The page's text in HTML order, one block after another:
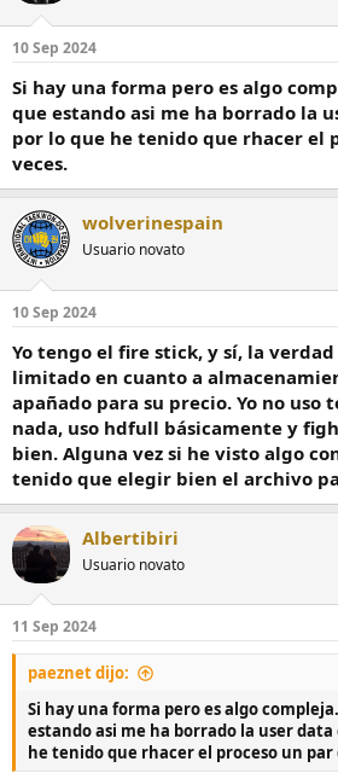
10 Sep 2024
Si hay una forma pero es algo
que estando asi me ha borrado la
por lo que he tenido que rhacer el
veces.
wolverinespain
Usuario novato
10 Sep 2024
Yo tengo el fire stick, y sí, la
limitado en cuanto a
apañado para su precio. Yo no uso
nada, uso hdfull básicamente y
bien. Alguna vez si he visto algo
tenido que elegir bien el archivo
Albertibiri
Usuario novato
11 Sep 2024
paeznet dijo:
Si hay una forma pero es algo
estando asi me ha borrado la user data
he tenido que rhacer el proceso un par